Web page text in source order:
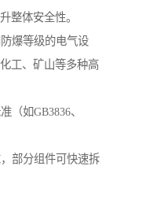
整体安全性。
爆等级的电气设
工、矿山等多种高
（如GB3836、
部分组件可快速拆